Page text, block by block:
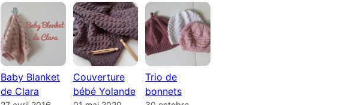
Baby Blanket
de Clara
Couverture
bébé Yolande
Trio de
bonnets